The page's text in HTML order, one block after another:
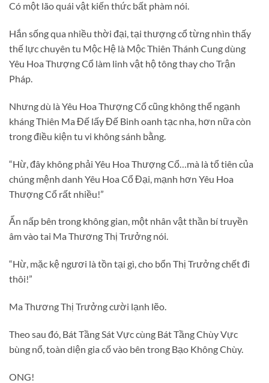
Có một lão quái vật kiến thức bất phàm nói.
Hắn sống qua nhiều thời đại, tại thượng cổ từng nhìn thấy
thế lực chuyên tu Mộc Hệ là Mộc Thiên Thánh Cung dùng
Yêu Hoa Thượng Cổ làm linh vật hộ tông thay cho Trận
Pháp.
Nhưng dù là Yêu Hoa Thượng Cổ cũng không thể ngạnh
kháng Thiên Ma Đế lấy Đế Binh oanh tạc nha, hơn nữa còn
trong điều kiện tu vi không sánh bằng.
“Hừ, đây không phải Yêu Hoa Thượng Cổ…mà là tổ tiên của
chúng mệnh danh Yêu Hoa Cổ Đại, mạnh hơn Yêu Hoa
Thượng Cổ rất nhiều!”
Ẩn nấp bên trong không gian, một nhân vật thần bí truyền
âm vào tai Ma Thương Thị Trưởng nói.
“Hừ, mặc kệ ngươi là tồn tại gì, cho bổn Thị Trưởng chết đi
thôi!”
Ma Thương Thị Trưởng cười lạnh lẽo.
Theo sau đó, Bát Tầng Sát Vực cùng Bát Tầng Chùy Vực
bùng nổ, toàn diện gia cố vào bên trong Bạo Không Chùy.
ONG!